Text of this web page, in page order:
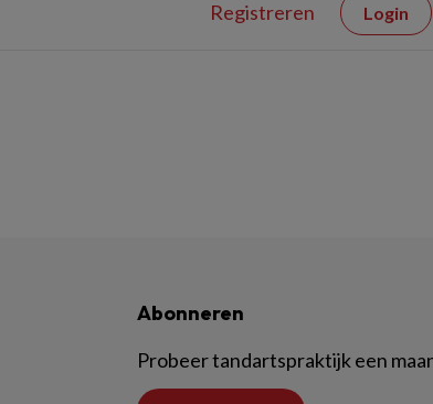
Registreren Login
Abonneren
Probeer tandartspraktijk een